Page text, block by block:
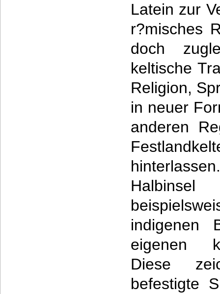
Latein zur
r?misches
doch
keltische
Religion,
in neuer
anderen
indigenen
eigenen
Diese
befestigte